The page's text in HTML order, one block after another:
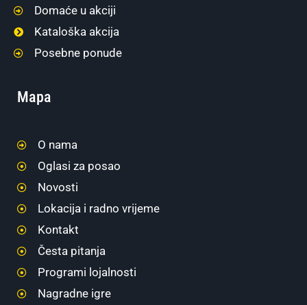
Domaće u akciji
Kataloška akcija
Posebne ponude
Mapa
O nama
Oglasi za posao
Novosti
Lokacija i radno vrijeme
Kontakt
Česta pitanja
Programi lojalnosti
Nagradne igre